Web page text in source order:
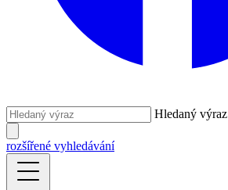
Hledaný výraz
rozšířené vyhledávání